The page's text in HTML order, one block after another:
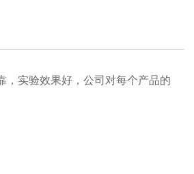
，实验效果好，公司对每个产品的